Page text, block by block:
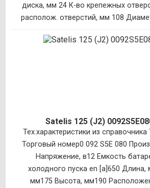
диска, мм 24 К-во крепежных
располож. отверстий, мм 108
Satelis 125 (J2)
Тех.характеристики из
Торговый номер0 092 S5E 080
Напряжение, в12 Емкость
холодного пуска en [a]650
мм175 Высота, мм190